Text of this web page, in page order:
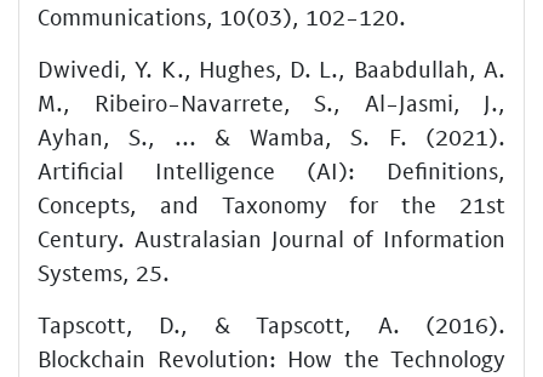
Communications, 10(03), 102-120.
Dwivedi, Y. K., Hughes, D. L., Baabdullah, A.
M., Ribeiro-Navarrete, S., Al-Jasmi, J.,
Ayhan, S., ... & Wamba, S. F. (2021).
Artificial Intelligence (AI): Definitions,
Concepts, and Taxonomy for the 21st
Century. Australasian Journal of Information
Systems, 25.
Tapscott, D., & Tapscott, A. (2016).
Blockchain Revolution: How the Technology